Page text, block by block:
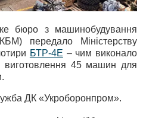
бюро з машинобудування
передало Міністерству
БТР-4Е – чим виконало
виготовлення 45 машин для
ДК «Укроборонпром».